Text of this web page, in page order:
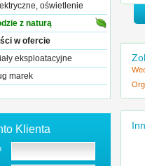
oświetlenie
z naturą
w ofercie
eksploatacyjne
marek
Klienta